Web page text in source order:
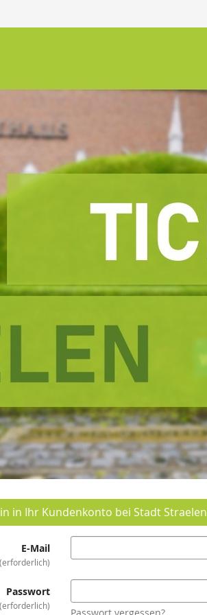
in Ihr Kundenkonto bei Stadt Straelen
E-Mail
erforderlich
Passwort
erforderlich
Passwort vergessen?